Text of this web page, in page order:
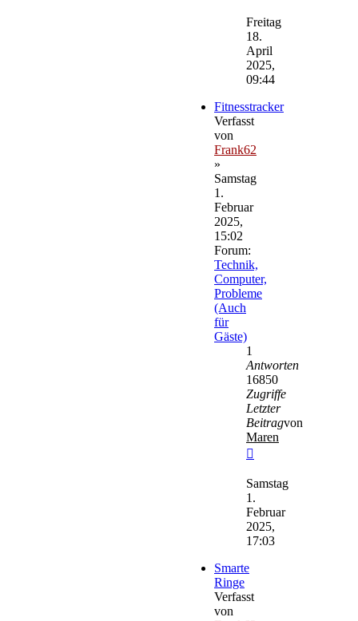
Beitrag
Freitag
18.
April
2025,
09:44
Fitnesstracker
Verfasst
von
Frank62
»
Samstag
1.
Februar
2025,
15:02
Forum:
Technik,
Computer,
Probleme
(Auch
für
Gäste)
1
Antworten
16850
Zugriffe
Letzter
Beitragvon
Maren
Beitrag
Samstag
1.
Februar
2025,
17:03
Smarte
Ringe
Verfasst
von